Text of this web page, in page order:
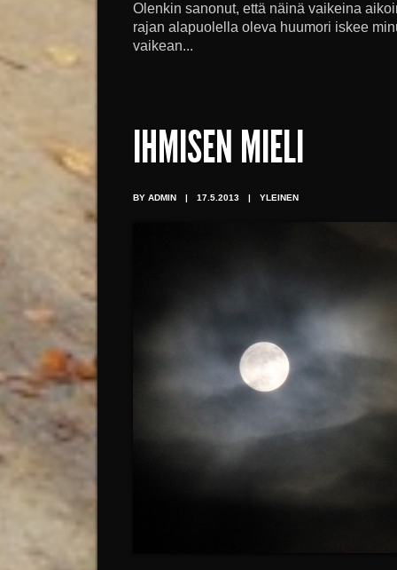
Olenkin sanonut, että näinä vaikeina
rajan alapuolella oleva huumori iskee
vaikean...
IHMISEN MIELI
BY ADMIN | 17.5.2013 | YLEINEN